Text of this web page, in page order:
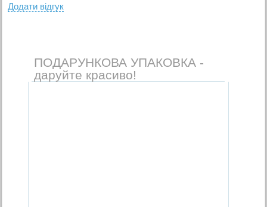
Додати вiдгук
ПОДАРУНКОВА УПАКОВКА -
даруйте красиво!